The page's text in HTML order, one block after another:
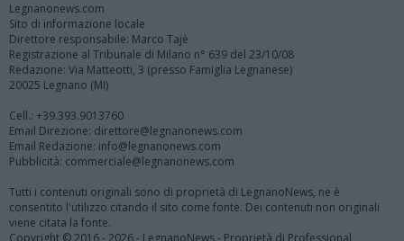
Legnanonews.com
Sito di informazione locale
Direttore responsabile: Marco Tajè
Registrazione al Tribunale di Milano n° 639 del 23/10/08
Redazione: Via Matteotti, 3 (presso Famiglia Legnanese)
20025 Legnano (MI)
Cell.: +39.393.9013760
Email Direzione: direttore@legnanonews.com
Email Redazione: info@legnanonews.com
Pubblicità: commerciale@legnanonews.com
Tutti i contenuti originali sono di proprietà di LegnanoNews, ne è
consentito l'utilizzo citando il sito come fonte. Dei contenuti non originali
viene citata la fonte.
Copyright © 2016 - 2026 - LegnanoNews - Proprietà di Professional